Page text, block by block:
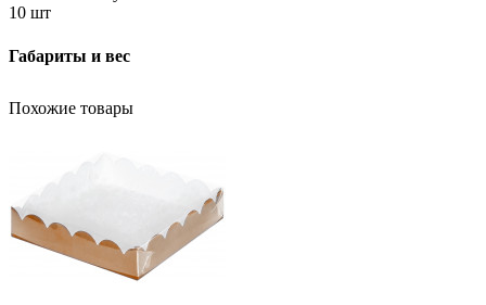
10 шт
Габариты и вес
Похожие товары